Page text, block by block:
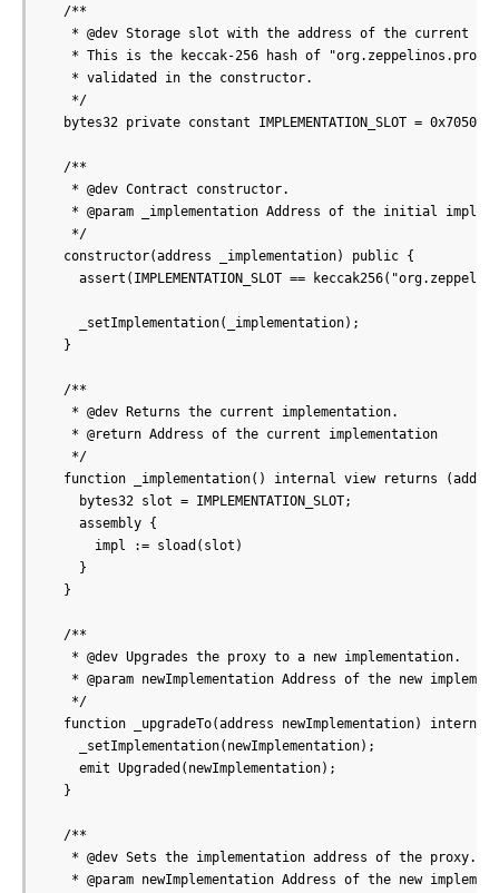
  /**
* @dev Storage slot with the address of the current
* This is the keccak-256 hash of
   * validated in the constructor.
   */
bytes32 private constant IMPLEMENTATION_SLOT =
  /**
   * @dev Contract constructor.
* @param _implementation Address of the initial
   */
  constructor(address _implementation) public {
assert(IMPLEMENTATION_SLOT ==
    _setImplementation(_implementation);
  }
  /**
   * @dev Returns the current implementation.
   * @return Address of the current implementation
   */
function _implementation() internal view returns
    bytes32 slot = IMPLEMENTATION_SLOT;
    assembly {
      impl := sload(slot)
    }
  }
  /**
   * @dev Upgrades the proxy to a new implementation.
* @param newImplementation Address of the new
   */
function _upgradeTo(address newImplementation) internal
    _setImplementation(newImplementation);
    emit Upgraded(newImplementation);
  }
  /**
   * @dev Sets the implementation address of the proxy.
* @param newImplementation Address of the new